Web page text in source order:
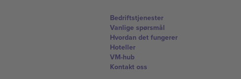
Bedriftstjenester
Vanlige spørsmål
Hvordan det fungerer
Hoteller
VM-hub
Kontakt oss